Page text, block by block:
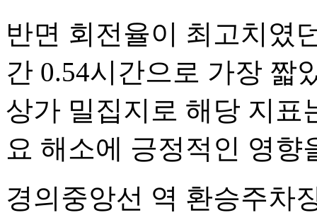
반면 회전율이 최고치였
간 0.54시간으로 가장 짧
상가 밀집지로 해당 지표
요 해소에 긍정적인 영
경의중앙선 역 환승주차